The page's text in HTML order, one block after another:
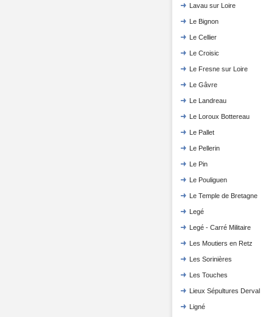
Lavau sur Loire
Le Bignon
Le Cellier
Le Croisic
Le Fresne sur Loire
Le Gâvre
Le Landreau
Le Loroux Bottereau
Le Pallet
Le Pellerin
Le Pin
Le Pouliguen
Le Temple de Bretagne
Legé
Legé - Carré Militaire
Les Moutiers en Retz
Les Sorinières
Les Touches
Lieux Sépultures Derval
Ligné